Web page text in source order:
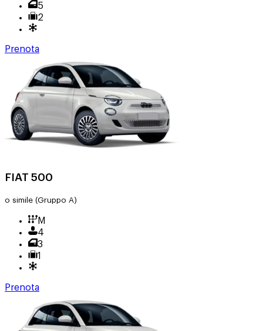
5
2
Prenota
FIAT 500
o simile (Gruppo A)
M
4
3
1
Prenota